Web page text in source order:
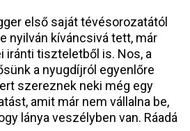
első saját tévésorozatától
nyilván kíváncsivá tett, már
iránti tiszteletből is. Nos, a
a nyugdíjról egyenlőre
szereznek neki még egy
amit már nem vállalna be,
lánya veszélyben van. Ráadá